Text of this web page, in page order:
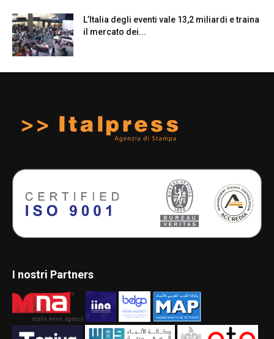
L’Italia degli eventi vale 13,2 miliardi e traina
il mercato dei...
I nostri Partners